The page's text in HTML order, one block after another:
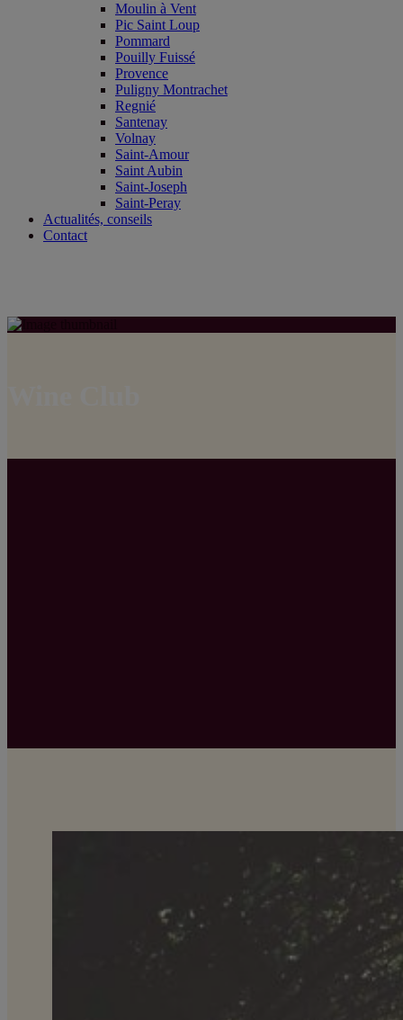
Moulin à Vent
Pic Saint Loup
Pommard
Pouilly Fuissé
Provence
Puligny Montrachet
Regnié
Santenay
Volnay
Saint-Amour
Saint Aubin
Saint-Joseph
Saint-Peray
Actualités, conseils
Contact